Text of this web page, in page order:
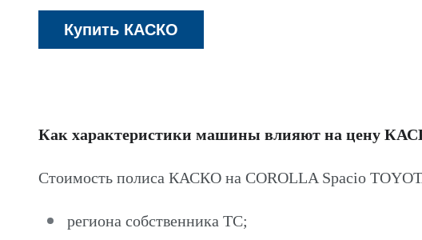
Как характеристики машины влияют на цену
Стоимость полиса КАСКО на COROLLA Spacio
региона собственника ТС;